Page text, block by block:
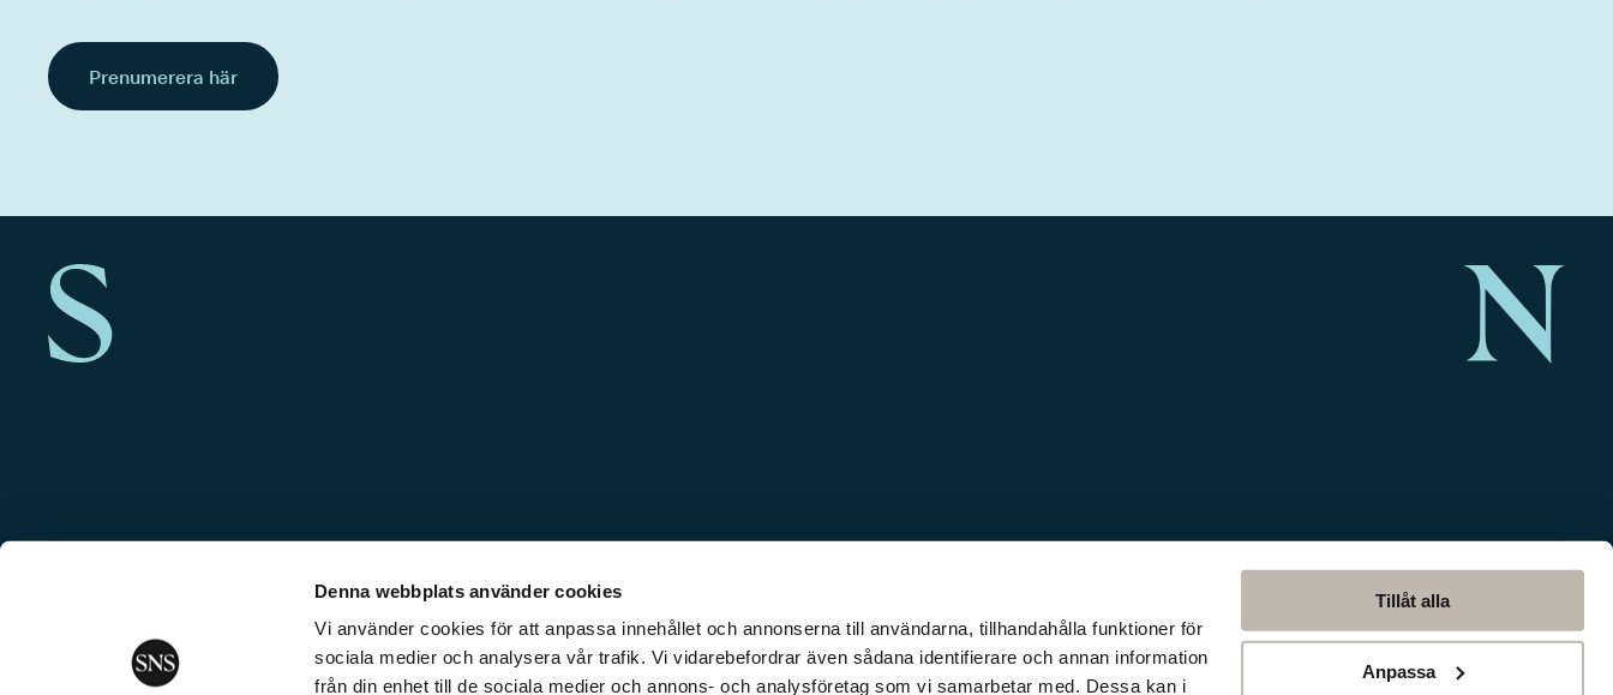
Denna webbplats använder cookies
Vi använder cookies för att anpassa innehållet och annonserna till användarna, tillhandahålla funktioner för
sociala medier och analysera vår trafik. Vi vidarebefordrar även sådana identifierare och annan information
från din enhet till de sociala medier och annons- och analysföretag som vi samarbetar med. Dessa kan i
Tillåt alla
Anpassa
Prenumerera här